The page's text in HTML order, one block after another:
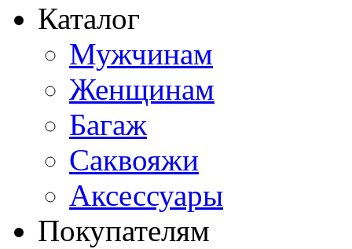
Каталог
Мужчинам
Женщинам
Багаж
Саквояжи
Аксессуары
Покупателям